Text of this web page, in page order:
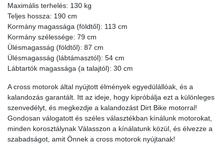
Maximális terhelés: 130 kg
Teljes hossza: 190 cm
Kormány magassága (földtől): 113 cm
Kormány szélessége: 79 cm
Ülésmagasság (földtől): 87 cm
Ülésmagasság (lábtámasztól): 54 cm
Lábtartók magassága (a talajtól): 30 cm
A cross motorok által nyújtott élmények egyedülállóak, és a
kalandozás garantált. Itt az ideje, hogy kipróbálja ezt a különleges
szenvedélyt, és megkezdje a kalandozást Dirt Bike motorral!
Gondosan válogatott és széles választékban kínálunk motorokat,
minden korosztálynak Válasszon a kínálatunk közül, és élvezze a
szabadságot, amit Önnek a cross motorok nyújtanak!